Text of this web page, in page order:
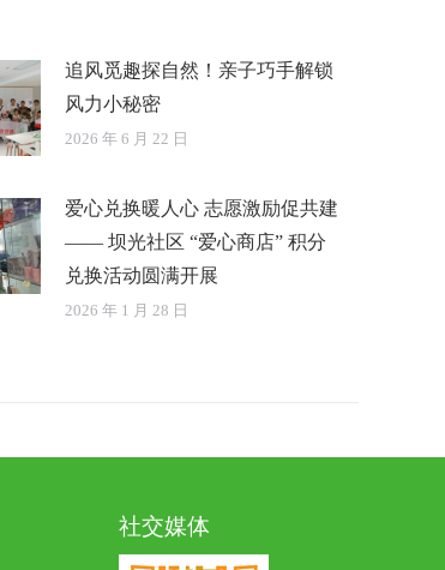
追风觅趣探自然！亲子巧手解锁
风力小秘密
2026 年 6 月 22 日
爱心兑换暖人心 志愿激励促共建
—— 坝光社区 “爱心商店” 积分
兑换活动圆满开展
2026 年 1 月 28 日
社交媒体